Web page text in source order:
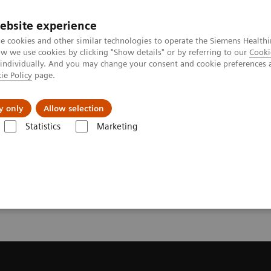
experience
cookies and other similar technologies to operate the Siemens
we use cookies by clicking "Show details" or by referring to our
And you may change your consent and cookie
Policy page.
only Allow selection
Statistics Marketing
Servicios post venta